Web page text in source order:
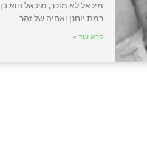
מיכאל לא מוכר, מיכאל הוא בן
רמת יוחנן ואחיה של זהר
קרא עוד »